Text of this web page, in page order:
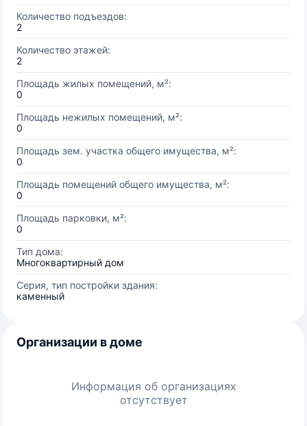
Количество подъездов:
2
Количество этажей:
2
Площадь жилых помещений, м²:
0
Площадь нежилых помещений, м²:
0
Площадь зем. участка общего имущества, м²:
0
Площадь помещений общего имущества, м²:
0
Площадь парковки, м²:
0
Тип дома:
Многоквартирный дом
Серия, тип постройки здания:
каменный
Организации в доме
Информация об организациях
отсутствует